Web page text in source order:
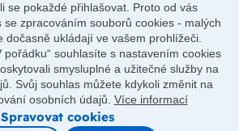
se pokaždé přihlašovat. Proto od vás
se zpracováním souborů cookies - malých
dočasně ukládají ve vašem prohlížeči.
pořádku“ souhlasíte s nastavením cookies
smysluplné a užitečné služby na
Svůj souhlas můžete kdykoli změnit na
osobních údajů. Více informací
Spravovat cookies